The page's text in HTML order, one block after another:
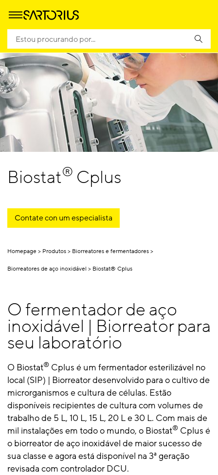
Biostat® Cplus
Contate con um especialista
Homepage Produtos Biorreatores e fermentadores
Biorreatores de aço inoxidável Biostat® Cplus
O fermentador de aço
inoxidável | Biorreator para
seu laboratório
O Biostat® Cplus é um fermentador esterilizável no
local (SIP) | Biorreator desenvolvido para o cultivo de
microrganismos e cultura de células. Estão
disponíveis recipientes de cultura com volumes de
trabalho de 5 L, 10 L, 15 L, 20 L e 30 L. Com mais de
mil instalações em todo o mundo, o Biostat® Cplus é
o biorreator de aço inoxidável de maior sucesso de
sua classe e agora está disponível na 3ª geração
revisada com controlador DCU.